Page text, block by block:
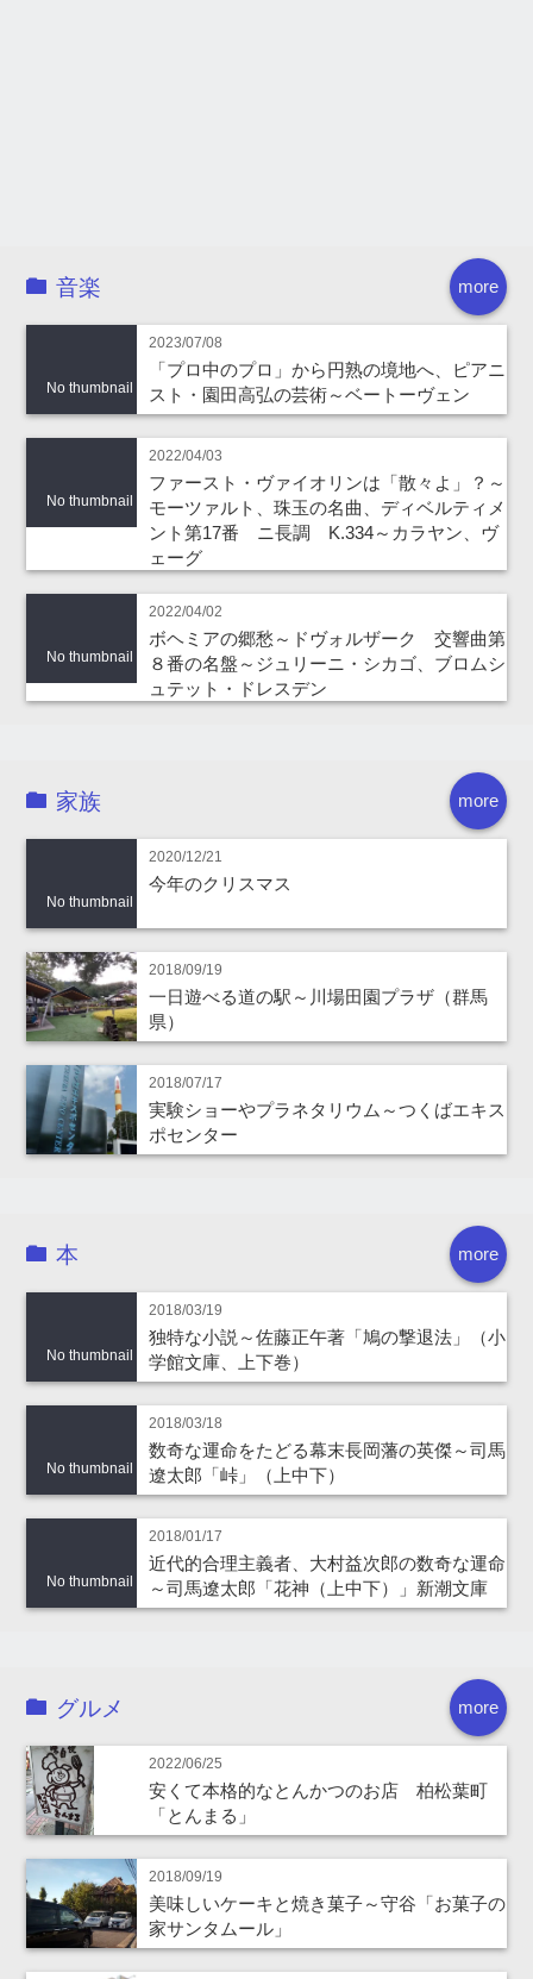
more
音楽
No thumbnail
2023/07/08
「プロ中のプロ」から円熟の境地へ、ピアニ
スト・園田高弘の芸術～ベートーヴェン
No thumbnail
2022/04/03
ファースト・ヴァイオリンは「散々よ」？～
モーツァルト、珠玉の名曲、ディベルティメ
ント第17番 ニ長調 K.334～カラヤン、ヴ
ェーグ
No thumbnail
2022/04/02
ボヘミアの郷愁～ドヴォルザーク 交響曲第
８番の名盤～ジュリーニ・シカゴ、ブロムシ
ュテット・ドレスデン
more
家族
No thumbnail
2020/12/21
今年のクリスマス
2018/09/19
一日遊べる道の駅～川場田園プラザ（群馬
県）
2018/07/17
実験ショーやプラネタリウム～つくばエキス
ポセンター
more
本
No thumbnail
2018/03/19
独特な小説～佐藤正午著「鳩の撃退法」（小
学館文庫、上下巻）
No thumbnail
2018/03/18
数奇な運命をたどる幕末長岡藩の英傑～司馬
遼太郎「峠」（上中下）
No thumbnail
2018/01/17
近代的合理主義者、大村益次郎の数奇な運命
～司馬遼太郎「花神（上中下）」新潮文庫
more
グルメ
2022/06/25
安くて本格的なとんかつのお店 柏松葉町
「とんまる」
2018/09/19
美味しいケーキと焼き菓子～守谷「お菓子の
家サンタムール」